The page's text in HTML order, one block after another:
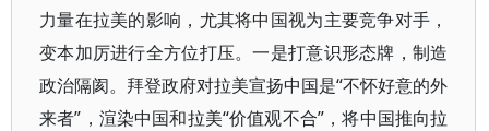
力量在拉美的影响，尤其将中国视为主要竞争对手，
变本加厉进行全方位打压。一是打意识形态牌，制造
政治隔阂。拜登政府对拉美宣扬中国是“不怀好意的外
来者”，渲染中国和拉美“价值观不合”，将中国推向拉